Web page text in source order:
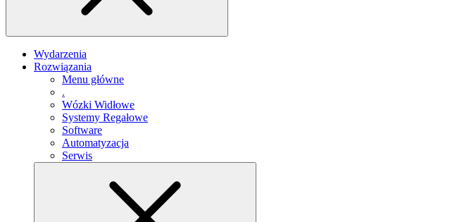
Wydarzenia
Rozwiązania
Menu główne
.
Wózki Widłowe
Systemy Regałowe
Software
Automatyzacja
Serwis